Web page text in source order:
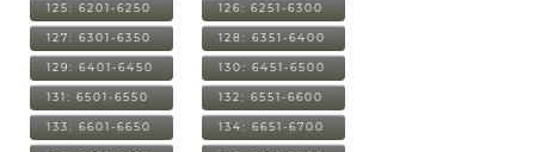
125: 6201-6250 126: 6251-6300
127: 6301-6350 128: 6351-6400
129: 6401-6450 130: 6451-6500
131: 6501-6550 132: 6551-6600
133: 6601-6650 134: 6651-6700